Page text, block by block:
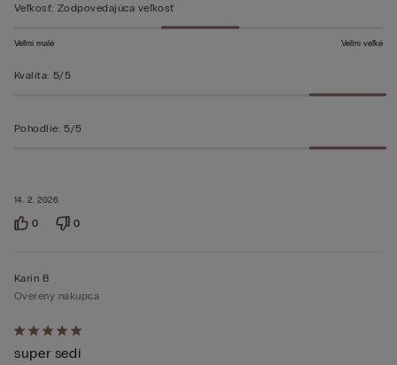
14. 2. 2026
Veľkosť: Zodpovedajúca veľkosť
Veľmi malé Veľmi veľké
Kvalita: 5/5
Pohodlie: 5/5
0 0
Hodnotenie:
5
Karin B
Overený nákupca
super sedi